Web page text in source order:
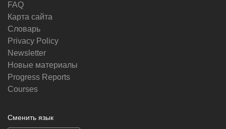
FAQ
Карта сайта
Словарь
Privacy Policy
Newsletter
Новые материалы
Progress Reports
Courses
Сменить язык